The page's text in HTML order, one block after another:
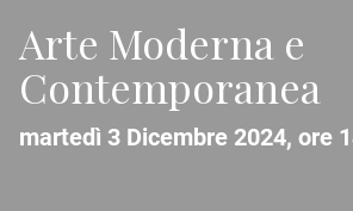
Arte Moderna e
Contemporanea
martedì 3 Dicembre 2024, ore